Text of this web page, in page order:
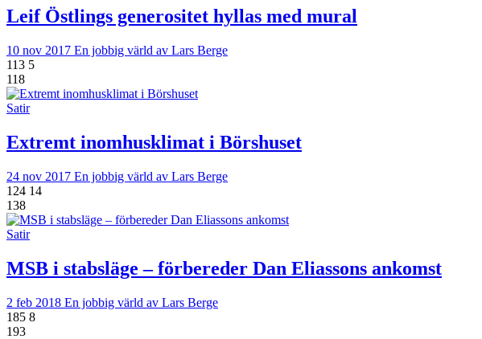
Leif Östlings generositet hyllas med mural
10 nov 2017 En jobbig värld av Lars Berge
113 5
118
Satir
Extremt inomhusklimat i Börshuset
24 nov 2017 En jobbig värld av Lars Berge
124 14
138
Satir
MSB i stabsläge – förbereder Dan Eliassons ankomst
2 feb 2018 En jobbig värld av Lars Berge
185 8
193